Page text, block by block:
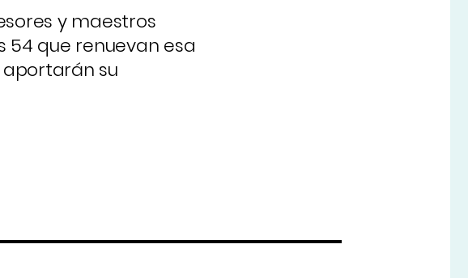
y maestros
54 que renuevan esa
aportarán su